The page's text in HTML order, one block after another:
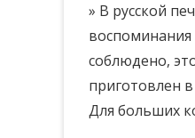
» В русской
соблюдено,
приготовлен
Для больших